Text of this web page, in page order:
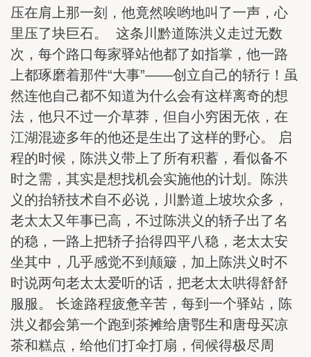
压在肩上那一刻，他竟然唉哟地叫了一声，心
里压了块巨石。 这条川黔道陈洪义走过无数
次，每个路口每家驿站他都了如指掌，他一路
上都琢磨着那件“大事”——创立自己的轿行！虽
然连他自己都不知道为什么会有这样离奇的想
法，他只不过一介草莽，但自小穷困无依，在
江湖混迹多年的他还是生出了这样的野心。 启
程的时候，陈洪义带上了所有积蓄，看似备不
时之需，其实是想找机会实施他的计划。陈洪
义的抬轿技术自不必说，川黔道上坡坎众多，
老太太又年事已高，不过陈洪义的轿子出了名
的稳，一路上把轿子抬得四平八稳，老太太安
坐其中，几乎感觉不到颠簸，加上陈洪义时不
时说两句老太太爱听的话，把老太太哄得舒舒
服服。 长途路程疲惫辛苦，每到一个驿站，陈
洪义都会第一个跑到茶摊给唐鄂生和唐母买凉
茶和糕点，给他们打伞打扇，伺候得极尽周